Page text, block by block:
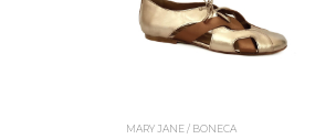
MARY JANE / BONECA